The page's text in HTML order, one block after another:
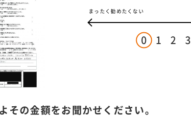
まったく勧めたくない
0 1 2 3
その金額をお聞かせください。